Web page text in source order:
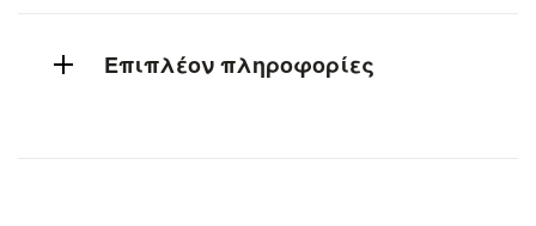
Επιπλέον πληροφορίες